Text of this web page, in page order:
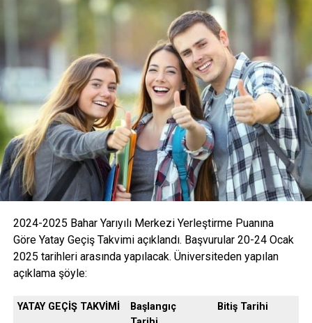
2024-2025 Bahar Yarıyılı Merkezi Yerleştirme Puanına
Göre Yatay Geçiş Takvimi açıklandı. Başvurular 20-24 Ocak
2025 tarihleri arasında yapılacak. Üniversiteden yapılan
açıklama şöyle:
YATAY GEÇİŞ TAKVİMİ
Başlangıç
Bitiş Tarihi